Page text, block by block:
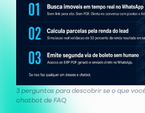
3 perguntas para descobrir se o que
chatbot de FAQ